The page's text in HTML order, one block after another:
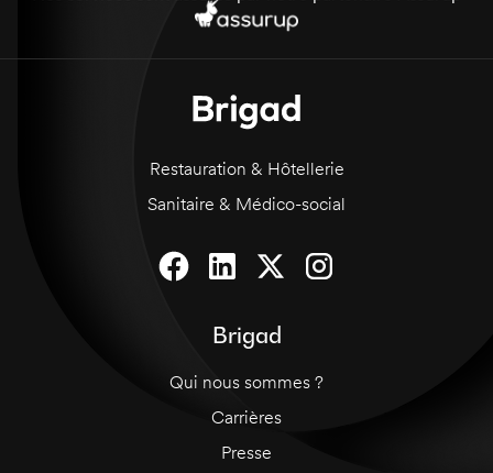
Restauration & Hôtellerie
Sanitaire & Médico-social
Brigad
Qui nous sommes ?
Carrières
Presse